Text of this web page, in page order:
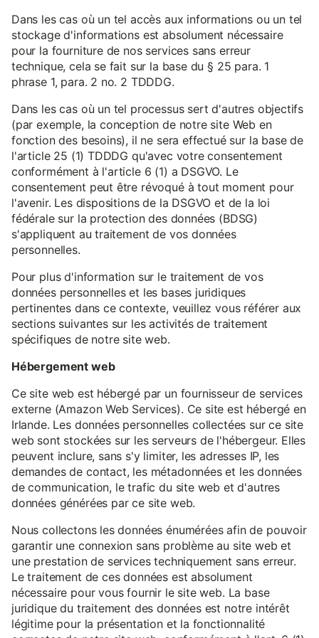
Dans les cas où un tel accès aux informations ou un tel
stockage d'informations est absolument nécessaire
pour la fourniture de nos services sans erreur
technique, cela se fait sur la base du § 25 para. 1
phrase 1, para. 2 no. 2 TDDDG.
Dans les cas où un tel processus sert d'autres objectifs
(par exemple, la conception de notre site Web en
fonction des besoins), il ne sera effectué sur la base de
l'article 25 (1) TDDDG qu'avec votre consentement
conformément à l'article 6 (1) a DSGVO. Le
consentement peut être révoqué à tout moment pour
l'avenir. Les dispositions de la DSGVO et de la loi
fédérale sur la protection des données (BDSG)
s'appliquent au traitement de vos données
personnelles.
Pour plus d'information sur le traitement de vos
données personnelles et les bases juridiques
pertinentes dans ce contexte, veuillez vous référer aux
sections suivantes sur les activités de traitement
spécifiques de notre site web.
Hébergement web
Ce site web est hébergé par un fournisseur de services
externe (Amazon Web Services). Ce site est hébergé en
Irlande. Les données personnelles collectées sur ce site
web sont stockées sur les serveurs de l'hébergeur. Elles
peuvent inclure, sans s'y limiter, les adresses IP, les
demandes de contact, les métadonnées et les données
de communication, le trafic du site web et d'autres
données générées par ce site web.
Nous collectons les données énumérées afin de pouvoir
garantir une connexion sans problème au site web et
une prestation de services techniquement sans erreur.
Le traitement de ces données est absolument
nécessaire pour vous fournir le site web. La base
juridique du traitement des données est notre intérêt
légitime pour la présentation et la fonctionnalité